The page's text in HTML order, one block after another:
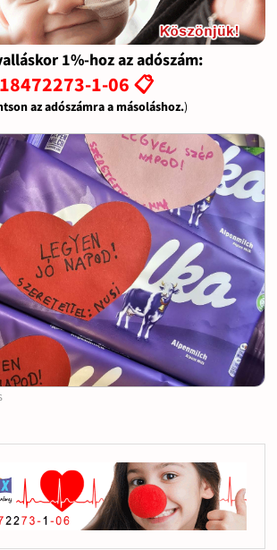
1%-hoz az adószám:
18472273-1-06 📋
az adószámra a másoláshoz.)